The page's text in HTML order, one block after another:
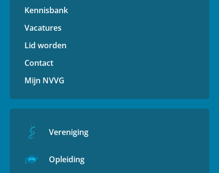
Kennisbank
Vacatures
Lid worden
Contact
Mijn NVVG
Vereniging
Opleiding